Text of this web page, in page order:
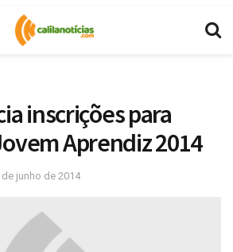
inscrições para
Aprendiz 2014
de junho de 2014